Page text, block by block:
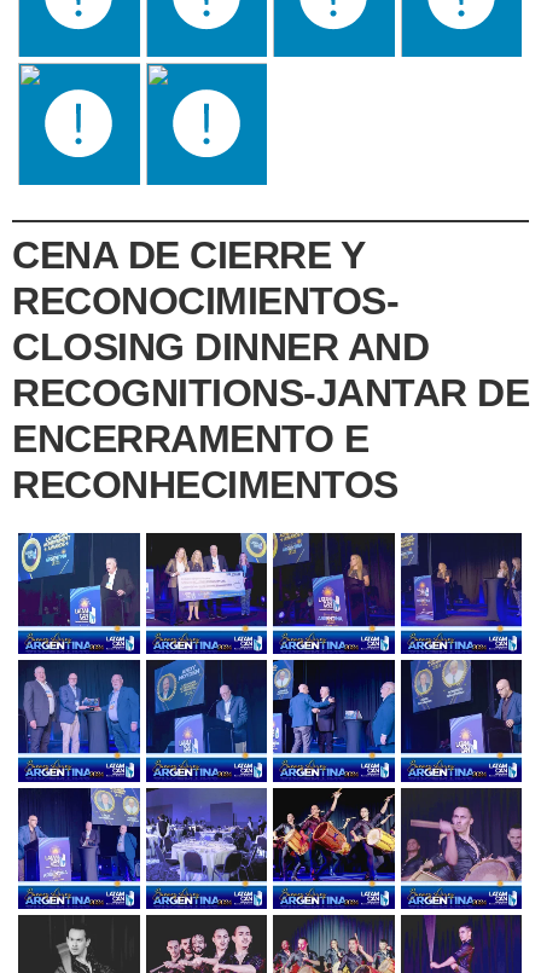
CENA DE CIERRE Y
RECONOCIMIENTOS-
CLOSING DINNER AND
RECOGNITIONS-JANTAR DE
ENCERRAMENTO E
RECONHECIMENTOS